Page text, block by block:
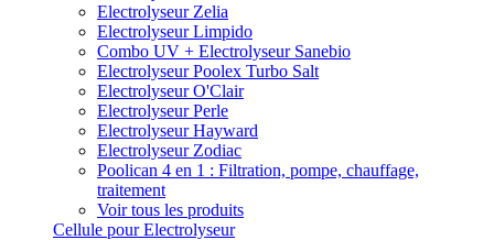
Electrolyseur Zelia
Electrolyseur Limpido
Combo UV + Electrolyseur Sanebio
Electrolyseur Poolex Turbo Salt
Electrolyseur O'Clair
Electrolyseur Perle
Electrolyseur Hayward
Electrolyseur Zodiac
Poolican 4 en 1 : Filtration, pompe, chauffage,
traitement
Voir tous les produits
Cellule pour Electrolyseur